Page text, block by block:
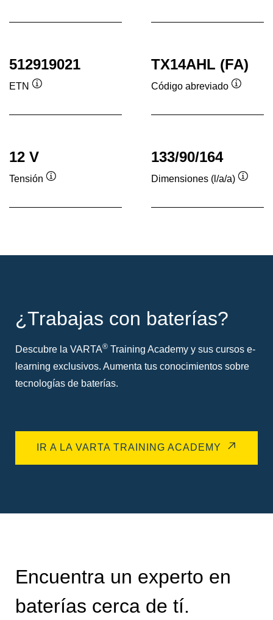
512919021
ETN
herramientas
TX14AHL (FA)
Código abreviado
12 V
Tensión
herramientas
133/90/164
Dimensiones (l/a/a)
¿Trabajas con baterías?
Descubre la VARTA® Training Academy y sus cursos e-
learning exclusivos. Aumenta tus conocimientos sobre
tecnologías de baterías.
IR A LA VARTA TRAINING ACADEMY
Encuentra un experto en
baterías cerca de tí.